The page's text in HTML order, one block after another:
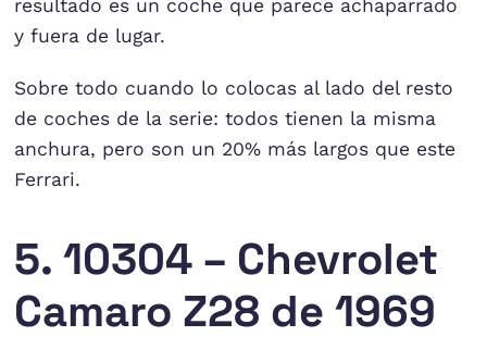
resultado es un coche que parece achaparrado
y fuera de lugar.
Sobre todo cuando lo colocas al lado del resto
de coches de la serie: todos tienen la misma
anchura, pero son un 20% más largos que este
Ferrari.
5. 10304 – Chevrolet
Camaro Z28 de 1969